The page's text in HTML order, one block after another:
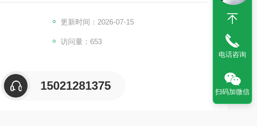
更新时间：2026-07-15
访问量：653
15021281375
电话咨询
扫码加微信